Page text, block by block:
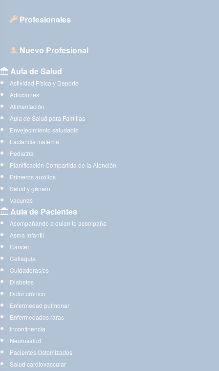
Profesionales
Nuevo Profesional
Aula de Salud
Actividad Física y Deporte
Adicciones
Alimentación
Aula de Salud para Familias
Envejecimiento saludable
Lactancia materna
Pediatría
Planificación Compartida de la Atención
Primeros auxilios
Salud y género
Vacunas
Aula de Pacientes
Acompañando a quien te acompaña
Asma infantil
Cáncer
Celiaquía
Cuidadoras/es
Diabetes
Dolor crónico
Enfermedad pulmonar
Enfermedades raras
Incontinencia
Neurosalud
Pacientes Ostomizados
Salud cardiovascular